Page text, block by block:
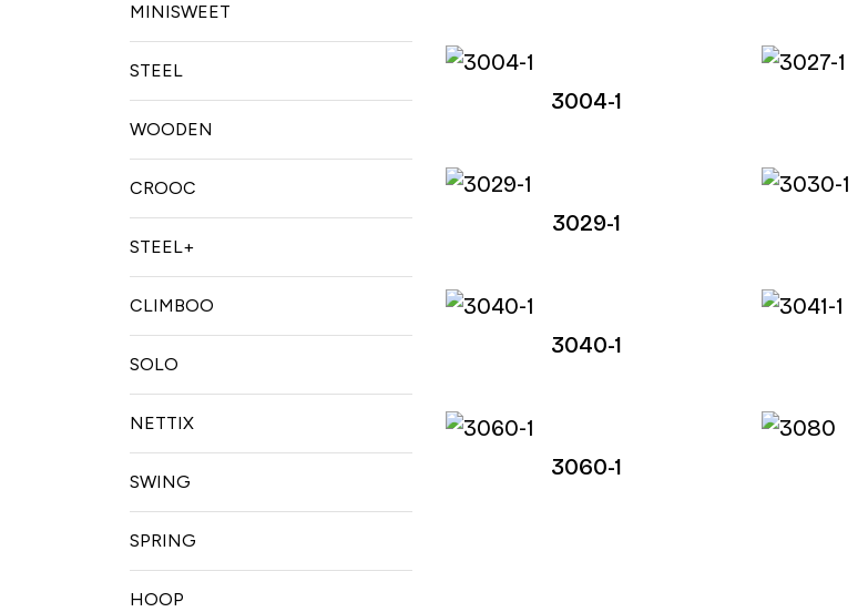
MINISWEET
STEEL
WOODEN
CROOC
STEEL+
CLIMBOO
SOLO
NETTIX
SWING
SPRING
HOOP
3004-1
3029-1
3040-1
3060-1